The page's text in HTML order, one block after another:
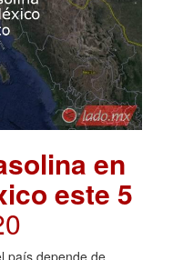
en
este 5
país depende de